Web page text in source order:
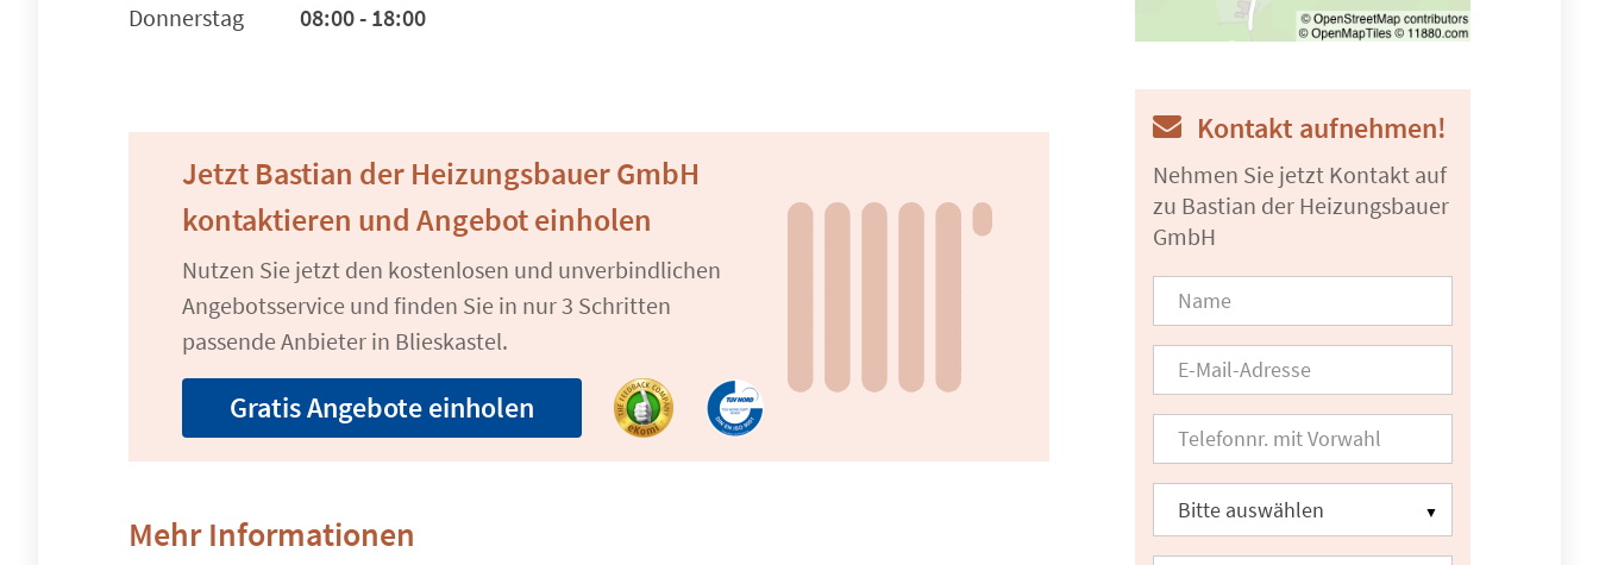
Donnerstag
08:00 - 18:00
Jetzt Bastian der Heizungsbauer GmbH
kontaktieren und Angebot einholen
Nutzen Sie jetzt den kostenlosen und unverbindlichen
Angebotsservice und finden Sie in nur 3 Schritten
passende Anbieter in Blieskastel.
Gratis Angebote einholen
Mehr Informationen
Kontakt aufnehmen!
Nehmen Sie jetzt Kontakt auf
zu Bastian der Heizungsbauer
GmbH